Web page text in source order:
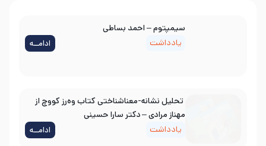
سیمپتوم – احمد بساطی
یادداشت
ادامــه
تحلیل نشانه-معناشناختی کتاب وه‌رز کووچ از
مهناز مرادی – دکتر سارا حسینی
یادداشت
ادامــه